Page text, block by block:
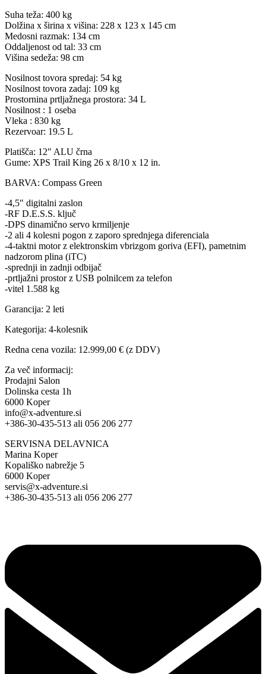
Suha teža: 400 kg
Dolžina x širina x višina: 228 x 123 x 145 cm
Medosni razmak: 134 cm
Oddaljenost od tal: 33 cm
Višina sedeža: 98 cm
Nosilnost tovora spredaj: 54 kg
Nosilnost tovora zadaj: 109 kg
Prostornina prtljažnega prostora: 34 L
Nosilnost : 1 oseba
Vleka : 830 kg
Rezervoar: 19.5 L
Platišča: 12″ ALU črna
Gume: XPS Trail King 26 x 8/10 x 12 in.
BARVA: Compass Green
-4,5″ digitalni zaslon
-RF D.E.S.S. ključ
-DPS dinamično servo krmiljenje
-2 ali 4 kolesni pogon z zaporo sprednjega diferenciala
-4-taktni motor z elektronskim vbrizgom goriva (EFI), pametnim
nadzorom plina (iTC)
-sprednji in zadnji odbijač
-prtljažni prostor z USB polnilcem za telefon
-vitel 1.588 kg
Garancija: 2 leti
Kategorija: 4-kolesnik
Redna cena vozila: 12.999,00 € (z DDV)
Za več informacij:
Prodajni Salon
Dolinska cesta 1h
6000 Koper
info@x-adventure.si
+386-30-435-513 ali 056 206 277
SERVISNA DELAVNICA
Marina Koper
Kopališko nabrežje 5
6000 Koper
servis@x-adventure.si
+386-30-435-513 ali 056 206 277